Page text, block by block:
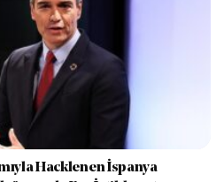
Hacklenen İspanya